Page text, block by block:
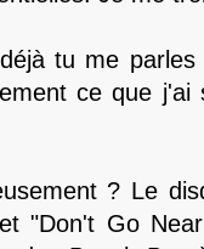
tu me
ce que j'ai
? Le
"Don't Go